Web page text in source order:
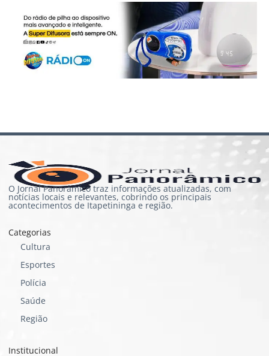
O Jornal Panorâmico traz informações atualizadas, com
notícias locais e relevantes, cobrindo os principais
acontecimentos de Itapetininga e região.
Categorias
Cultura
Esportes
Polícia
Saúde
Região
Institucional